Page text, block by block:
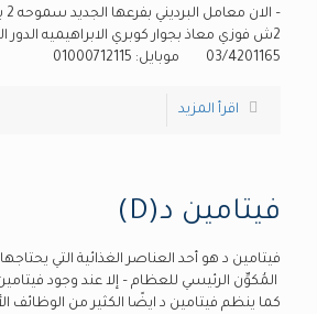
2ش فوزي معاذ بجوار كوبري الابراهيميه
03/4201165 موبايل: 01000712115
اقرأ المزيد
فيتامين د(D)
فيتامين د هو أحد العناصر الغذائية التي
المُكوِّن الرئيسي للعظام – إلا عند وجود
كما ينظم فيتامين د ايضًا الكثير من